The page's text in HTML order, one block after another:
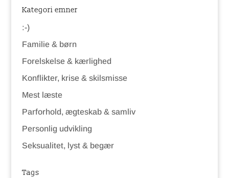
Kategori emner
:-)
Familie & børn
Forelskelse & kærlighed
Konflikter, krise & skilsmisse
Mest læste
Parforhold, ægteskab & samliv
Personlig udvikling
Seksualitet, lyst & begær
Tags